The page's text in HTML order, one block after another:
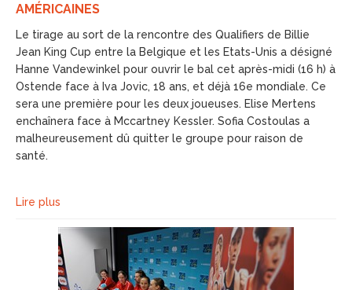
AMÉRICAINES
Le tirage au sort de la rencontre des Qualifiers de Billie
Jean King Cup entre la Belgique et les Etats-Unis a désigné
Hanne Vandewinkel pour ouvrir le bal cet après-midi (16 h) à
Ostende face à Iva Jovic, 18 ans, et déjà 16e mondiale. Ce
sera une première pour les deux joueuses. Elise Mertens
enchaînera face à Mccartney Kessler. Sofia Costoulas a
malheureusement dû quitter le groupe pour raison de
santé.
Lire plus